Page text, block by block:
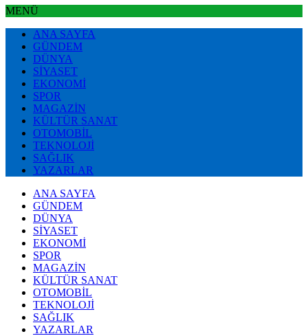
MENÜ
ANA SAYFA
GÜNDEM
DÜNYA
SİYASET
EKONOMİ
SPOR
MAGAZİN
KÜLTÜR SANAT
OTOMOBİL
TEKNOLOJİ
SAĞLIK
YAZARLAR
ANA SAYFA
GÜNDEM
DÜNYA
SİYASET
EKONOMİ
SPOR
MAGAZİN
KÜLTÜR SANAT
OTOMOBİL
TEKNOLOJİ
SAĞLIK
YAZARLAR